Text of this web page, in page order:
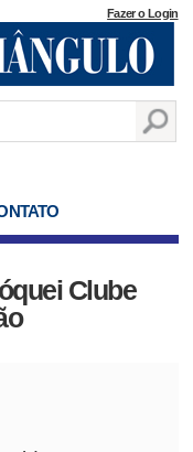
Fazer o Login
Clube